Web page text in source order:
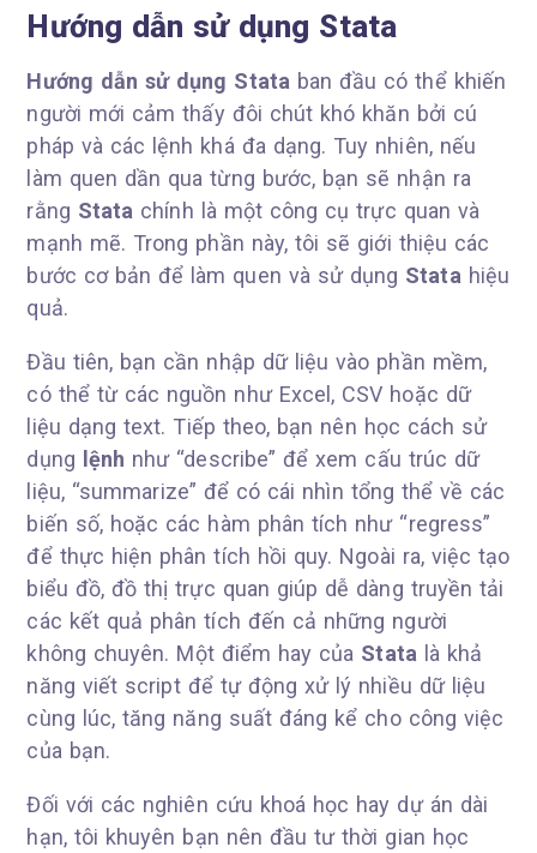
Hướng dẫn sử dụng Stata
Hướng dẫn sử dụng Stataban đầu có thể khiến
người mới cảm thấy đôi chút khó khăn bởi cú
pháp và các lệnh khá đa dạng. Tuy nhiên, nếu
làm quen dần qua từng bước, bạn sẽ nhận ra
rằng Stata chính là một công cụ trực quan và
mạnh mẽ. Trong phần này, tôi sẽ giới thiệu các
bước cơ bản để làm quen và sử dụng Statahiệu
quả.
Đầu tiên, bạn cần nhập dữ liệu vào phần mềm,
có thể từ các nguồn như Excel, CSV hoặc dữ
liệu dạng text. Tiếp theo, bạn nên học cách sử
dụng lệnh như “describe” để xem cấu trúc dữ
liệu, “summarize” để có cái nhìn tổng thể về các
biến số, hoặc các hàm phân tích như “regress”
để thực hiện phân tích hồi quy. Ngoài ra, việc tạo
biểu đồ, đồ thị trực quan giúp dễ dàng truyền tải
các kết quả phân tích đến cả những người
không chuyên. Một điểm hay của Statalà khả
năng viết script để tự động xử lý nhiều dữ liệu
cùng lúc, tăng năng suất đáng kể cho công việc
của bạn.
Đối với các nghiên cứu khoá học hay dự án dài
hạn, tôi khuyên bạn nên đầu tư thời gian học